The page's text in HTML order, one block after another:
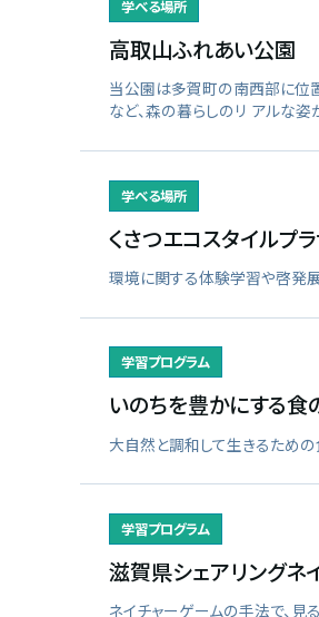
学べる場所
高取山ふれあい公園
当公園は多賀町の南西部に位
など、森の暮らしのリ アルな姿
学べる場所
くさつエコスタイルプ
環境に関する体験学習や啓発展
学習プログラム
いのちを豊かにする
大自然と調和して生きるため
学習プログラム
滋賀県シェアリングネ
ネイチャーゲームの手法で、見